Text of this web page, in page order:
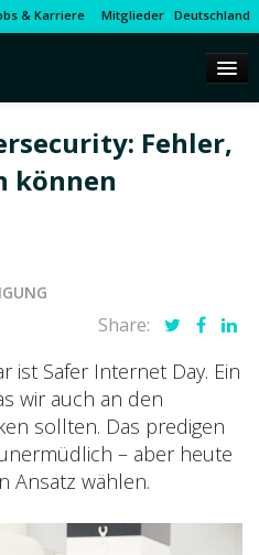
& Karriere Mitglieder Deutschland
Fehler,
können
Share:
ist Safer Internet Day. Ein
wir auch an den
sollten. Das predigen
– aber heute
Ansatz wählen.